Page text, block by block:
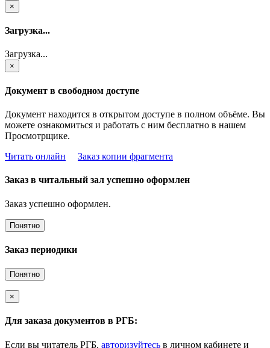
×
Загрузка...
Загрузка...
×
Документ в свободном доступе
Документ находится в открытом доступе в полном объёме. Вы
можете ознакомиться и работать с ним бесплатно в нашем
Просмотрщике.
Читать онлайн
Заказ копии фрагмента
Заказ в читальный зал успешно оформлен
Заказ успешно оформлен.
Понятно
Заказ периодики
Понятно
×
Для заказа документов в РГБ:
Если вы читатель РГБ, авторизуйтесь в личном кабинете и